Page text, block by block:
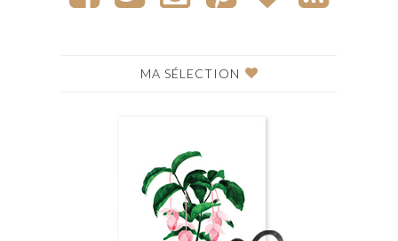
MA SÉLECTION